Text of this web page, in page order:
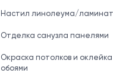
Настил линолеума/
Отделка санузла панелями
Окраска потолков и
обоями